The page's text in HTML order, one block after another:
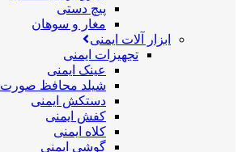
پیچ دستی
مغار و سوهان
ابزار آلات ایمنی
تجهیزات ایمنی
عینک ایمنی
شیلد محافظ صورت
دستکش ایمنی
کفش ایمنی
کلاه ایمنی
گوشی ایمنی